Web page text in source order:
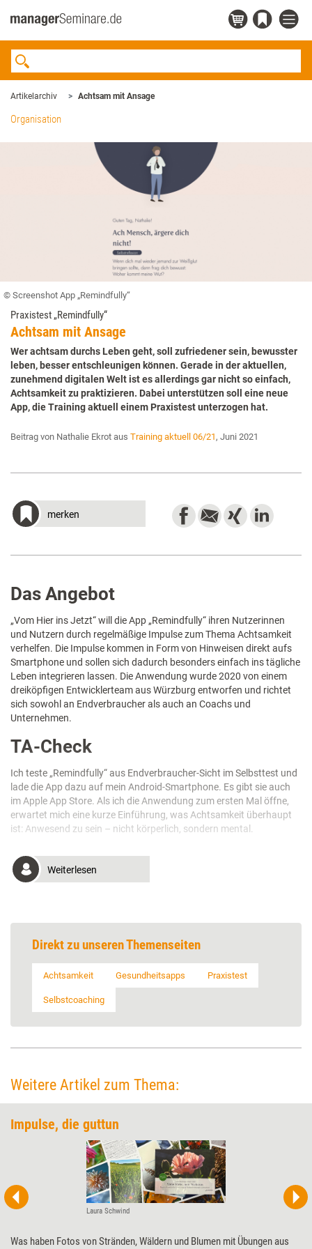
Artikelarchiv Achtsam mit Ansage
Organisation
© Screenshot App „Remindfully“
Praxistest „Remindfully“
Achtsam mit Ansage
Wer achtsam durchs Leben geht, soll zufriedener sein, bewusster
leben, besser entschleunigen können. Gerade in der aktuellen,
zunehmend digitalen Welt ist es allerdings gar nicht so einfach,
Achtsamkeit zu praktizieren. Dabei unterstützen soll eine neue
App, die Training aktuell einem Praxistest unterzogen hat.
Beitrag von Nathalie Ekrot aus Training aktuell 06/21, Juni 2021
merken
Das Angebot
„Vom Hier ins Jetzt“ will die App „Remindfully“ ihren Nutzerinnen
und Nutzern durch regelmäßige Impulse zum Thema Achtsamkeit
verhelfen. Die Impulse kommen in Form von Hinweisen direkt aufs
Smartphone und sollen sich dadurch besonders einfach ins tägliche
Leben integrieren lassen. Die Anwendung wurde 2020 von einem
dreiköpfigen Entwicklerteam aus Würzburg entworfen und richtet
sich sowohl an Endverbraucher als auch an Coachs und
Unternehmen.
TA-Check
Ich teste „Remindfully“ aus Endverbraucher-Sicht im Selbsttest und
lade die App dazu auf mein Android-Smartphone. Es gibt sie auch
im Apple App Store. Als ich die Anwendung zum ersten Mal öffne,
erwartet mich eine kurze Einführung, was Achtsamkeit überhaupt
ist: Anwesend zu sein – nicht körperlich, sondern mental.
Weiterlesen
Direkt zu unseren Themenseiten
Achtsamkeit Gesundheitsapps Praxistest
Selbstcoaching
Weitere Artikel zum Thema:
Impulse, die guttun
Laura Schwind
Was haben Fotos von Stränden, Wäldern und Blumen mit Übungen aus